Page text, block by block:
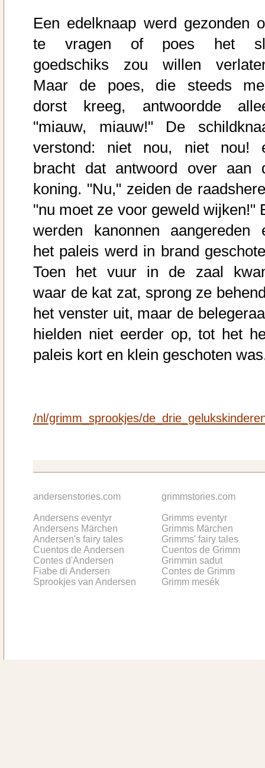
Een edelknaap werd gezonden
te vragen of poes het
goedschiks zou willen
Maar de poes, die steeds
dorst kreeg, antwoordde
"miauw, miauw!" De
verstond: niet nou, niet nou!
bracht dat antwoord over aan
koning. "Nu," zeiden de
"nu moet ze voor geweld wijken!"
werden kanonnen aangereden
het paleis werd in brand
Toen het vuur in de zaal
waar de kat zat, sprong ze
het venster uit, maar de
hielden niet eerder op, tot het
paleis kort en klein geschoten
/nl/grimm_sprookjes/
andersenstories.com
Andersens eventyr
Andersens Märchen
Andersen's fairy tales
Cuentos de Andersen
Contes d'Andersen
Fiabe di Andersen
Sprookjes van Andersen
grimmstories.com
Grimms eventyr
Grimms Märchen
Grimms' fairy tales
Cuentos de Grimm
Grimmin sadut
Contes de Grimm
Grimm mesék